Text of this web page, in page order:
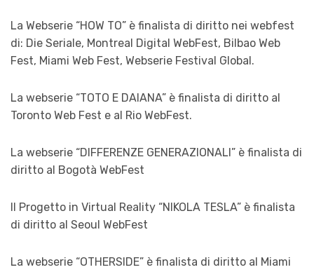
La Webserie “HOW TO” è finalista di diritto nei webfest
di: Die Seriale, Montreal Digital WebFest, Bilbao Web
Fest, Miami Web Fest, Webserie Festival Global.
La webserie “TOTO E DAIANA” è finalista di diritto al
Toronto Web Fest e al Rio WebFest.
La webserie “DIFFERENZE GENERAZIONALI” è finalista di
diritto al Bogotà WebFest
Il Progetto in Virtual Reality “NIKOLA TESLA” è finalista
di diritto al Seoul WebFest
La webserie “OTHERSIDE” è finalista di diritto al Miami